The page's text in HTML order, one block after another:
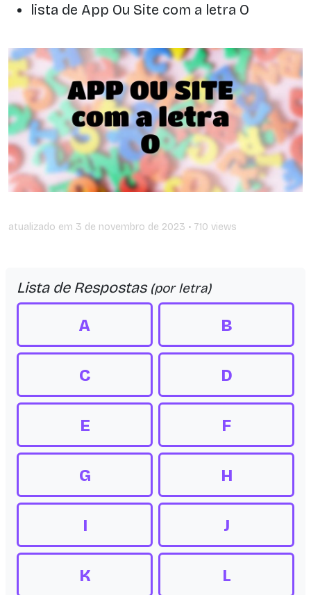
lista de App Ou Site com a letra O
atualizado em 3 de novembro de 2023 • 710 views
Lista de Respostas (por letra)
A B
C D
E F
G H
I J
K L